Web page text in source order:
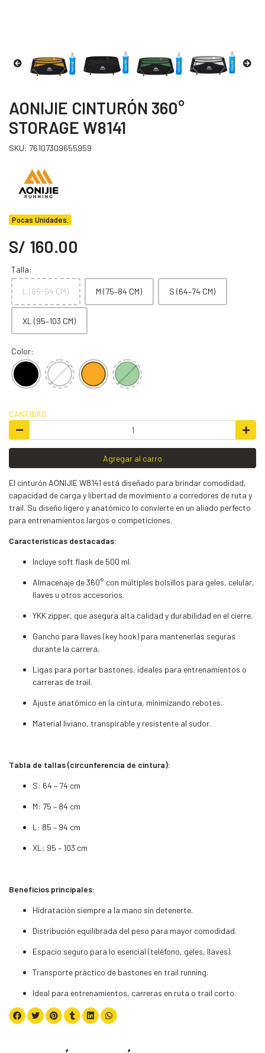
AONIJIE CINTURÓN 360°
STORAGE W8141
SKU: 76107309655959
Pocas Unidades.
S/ 160.00
Talla:
L (85-94 CM) M (75–84 CM) S (64–74 CM)
XL (95–103 CM)
Color:
CANTIDAD
Agregar al carro
El cinturón AONIJIE W8141 está diseñado para brindar comodidad,
capacidad de carga y libertad de movimiento a corredores de ruta y
trail. Su diseño ligero y anatómico lo convierte en un aliado perfecto
para entrenamientos largos o competiciones.
Características destacadas:
Incluye soft flask de 500 ml.
Almacenaje de 360° con múltiples bolsillos para geles, celular,
llaves u otros accesorios.
YKK zipper, que asegura alta calidad y durabilidad en el cierre.
Gancho para llaves (key hook) para mantenerlas seguras
durante la carrera.
Ligas para portar bastones, ideales para entrenamientos o
carreras de trail.
Ajuste anatómico en la cintura, minimizando rebotes.
Material liviano, transpirable y resistente al sudor.
Tabla de tallas (circunferencia de cintura):
S: 64 – 74 cm
M: 75 – 84 cm
L: 85 – 94 cm
XL: 95 – 103 cm
Beneficios principales:
Hidratación siempre a la mano sin detenerte.
Distribución equilibrada del peso para mayor comodidad.
Espacio seguro para lo esencial (teléfono, geles, llaves).
Transporte práctico de bastones en trail running.
Ideal para entrenamientos, carreras en ruta o trail corto.